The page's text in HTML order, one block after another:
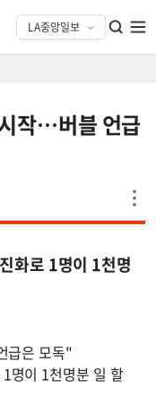
작…버블 언급
화로 1명이 1천명
급은 모독"
명이 1천명분 일 할